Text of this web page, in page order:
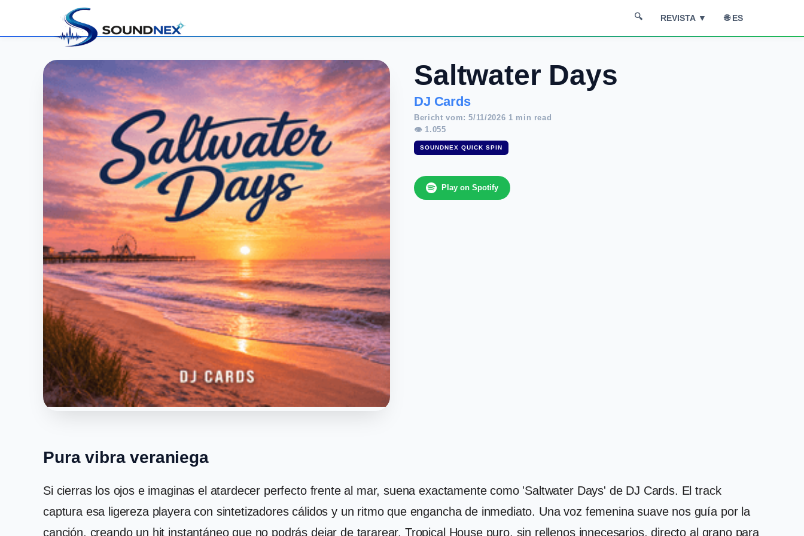
🔍 REVISTA ▼ 🌐 ES
Saltwater Days
DJ Cards
Bericht vom: 5/11/2026 1 min read
👁 1.055
SOUNDNEX QUICK SPIN
Play on Spotify
Pura vibra veraniega
Si cierras los ojos e imaginas el atardecer perfecto frente al mar, suena exactamente como 'Saltwater Days' de DJ Cards. El track
captura esa ligereza playera con sintetizadores cálidos y un ritmo que engancha de inmediato. Una voz femenina suave nos guía por la
canción, creando un hit instantáneo que no podrás dejar de tararear. Tropical House puro, sin rellenos innecesarios, directo al grano para